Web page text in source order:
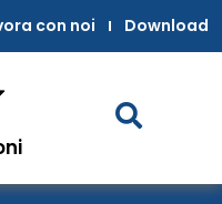
con noi Download